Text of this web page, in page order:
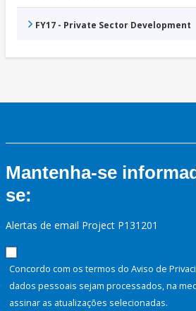
FY17 - Private Sector Development
Mantenha-se
se:
Alertas de email Project P131201
Concordo com os termos do Aviso de
dados pessoais sejam processados, na
assinar as atualizações selecionadas.